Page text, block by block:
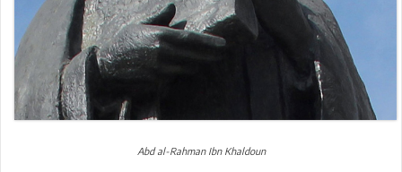
Abd al-Rahman Ibn Khaldoun